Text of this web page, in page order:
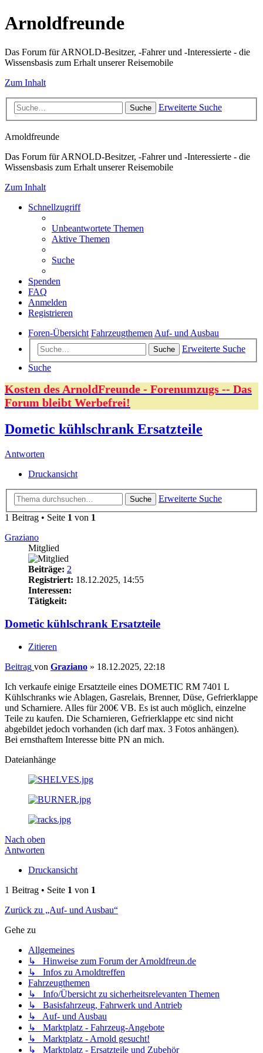
Arnoldfreunde
Das Forum für ARNOLD-Besitzer, -Fahrer und -Interessierte - die
Wissensbasis zum Erhalt unserer Reisemobile
Zum Inhalt
Suche Erweiterte Suche
Arnoldfreunde
Das Forum für ARNOLD-Besitzer, -Fahrer und -Interessierte - die
Wissensbasis zum Erhalt unserer Reisemobile
Zum Inhalt
Schnellzugriff
Unbeantwortete Themen
Aktive Themen
Suche
Spenden
FAQ
Anmelden
Registrieren
Foren-Übersicht FahrzeugthemenAuf- und Ausbau
Suche
Erweiterte Suche
Suche
Kosten des ArnoldFreunde - Forenumzugs -- Das
Forum bleibt Werbefrei!
Dometic kühlschrank Ersatzteile
Antworten
Druckansicht
Suche
Erweiterte Suche
1 Beitrag • Seite 1 von 1
Graziano
Mitglied
Beiträge: 2
Registriert: 18.12.2025, 14:55
Interessen:
Tätigkeit:
Dometic kühlschrank Ersatzteile
Zitieren
Beitrag von Graziano » 18.12.2025, 22:18
Ich verkaufe einige Ersatzteile eines DOMETIC RM 7401 L
Kühlschranks wie Ablagen, Gasrelais, Brenner, Düse, Gefrierklappe
und Scharniere. Alles für 200€ VB. Es ist auch möglich, einzelne
Teile zu kaufen. Die Scharnieren, Gefrierklappe etc sind nicht
abgebildet jedoch vorhanden (ich darf max. 3 Fotos anhängen).
Bei ernsthaftem Interesse bitte PN an mich.
Dateianhänge
Nach oben
Antworten
Druckansicht
1 Beitrag • Seite 1 von 1
Zurück zu „Auf- und Ausbau“
Gehe zu
Allgemeines
↳ Hinweise zum Forum der Arnoldfreun.de
↳ Infos zu Arnoldtreffen
Fahrzeugthemen
↳ Info/Übersicht zu sicherheitsrelevanten Themen
↳ Basisfahrzeug, Fahrwerk und Antrieb
↳ Auf- und Ausbau
↳ Marktplatz - Fahrzeug-Angebote
↳ Marktplatz - Arnold gesucht!
↳ Marktplatz - Ersatzteile und Zubehör